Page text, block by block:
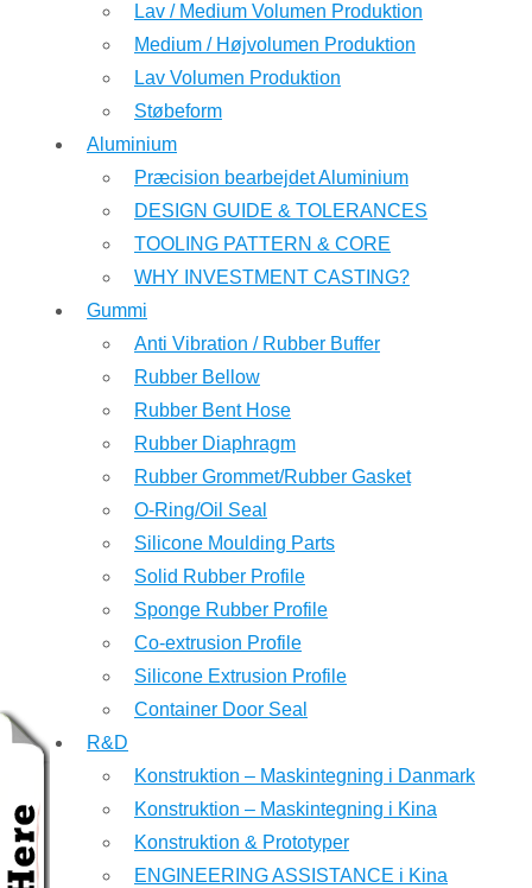
Lav / Medium Volumen Produktion
Medium / Højvolumen Produktion
Lav Volumen Produktion
Støbeform
Aluminium
Præcision bearbejdet Aluminium
DESIGN GUIDE & TOLERANCES
TOOLING PATTERN & CORE
WHY INVESTMENT CASTING?
Gummi
Anti Vibration / Rubber Buffer
Rubber Bellow
Rubber Bent Hose
Rubber Diaphragm
Rubber Grommet/Rubber Gasket
O-Ring/Oil Seal
Silicone Moulding Parts
Solid Rubber Profile
Sponge Rubber Profile
Co-extrusion Profile
Silicone Extrusion Profile
Container Door Seal
R&D
Konstruktion – Maskintegning i Danmark
Konstruktion – Maskintegning i Kina
Konstruktion & Prototyper
ENGINEERING ASSISTANCE i Kina